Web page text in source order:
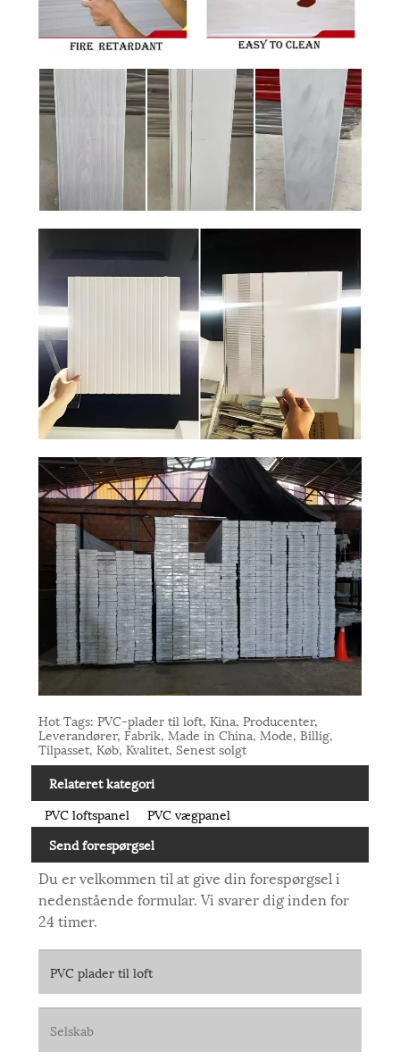
Hot Tags: PVC-plader til loft, Kina, Producenter,
Leverandører, Fabrik, Made in China, Mode, Billig,
Tilpasset, Køb, Kvalitet, Senest solgt
Relateret kategori
PVC loftspanel
PVC vægpanel
Send forespørgsel
Du er velkommen til at give din forespørgsel i
nedenstående formular. Vi svarer dig inden for
24 timer.